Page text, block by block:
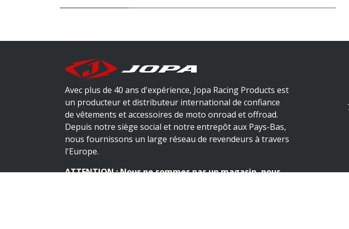
Avec plus de 40 ans d'expérience, Jopa Racing Products est
un producteur et distributeur international de confiance
de vêtements et accessoires de moto onroad et offroad.
Depuis notre siège social et notre entrepôt aux Pays-Bas,
nous fournissons un large réseau de revendeurs à travers
l'Europe.
ATTENTION : Nous ne sommes pas un magasin, nous